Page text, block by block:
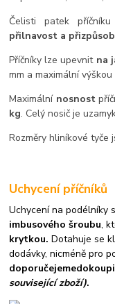
Čelisti patek
přilnavost a
Příčníky lze upevnit na
mm a maximální výškou
Maximální nosnost
kg. Celý nosič je
Rozměry hliníkové tyče
Uchycení příčníků
Uchycení na podélníky
imbusového šroubu,
krytkou.Dotahuje se
dodávky, nicméně pro
doporučejeme
související zboží).